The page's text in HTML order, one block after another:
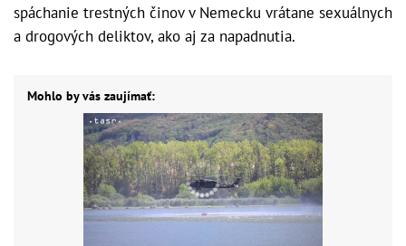
spáchanie trestných činov v Nemecku vrátane sexuálnych
a drogových deliktov, ako aj za napadnutia.
Mohlo by vás zaujímať: